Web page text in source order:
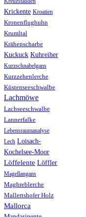
Krickente Kroatien
Kronenflughuhn
Krumltal
Krähenscharbe
Kuckuck Kuhreiher
Kurzschnabelgans
Kurzzehenlerche
Küstenseeschwalbe
Lachmöwe
Lachseeschwalbe
Lannerfalke
Lebensraumanalyse
Lech Loisach-
Kochelsee-Moor
Löffelente Löffler
Magellangans
Maghreblerche
Mallertshofer Holz
Mallorca